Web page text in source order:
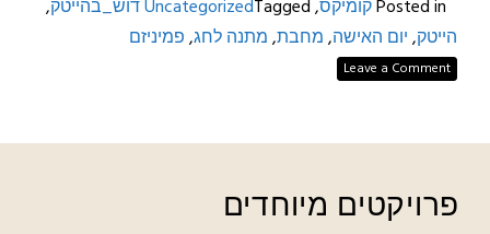
Posted inקומיקס,
UncategorizedTagged דוש_בהייטק,
הייטק,יום האישה,מחבת,מתנה לחג,פמיניזם
Leave a Comment
פרויקטים מיוחדים